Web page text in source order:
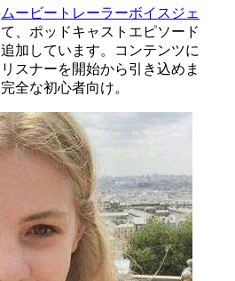
ムービートレーラーボイスジェ
、ポッドキャストエピソード
加しています。コンテンツに
スナーを開始から引き込めま
全な初心者向け。